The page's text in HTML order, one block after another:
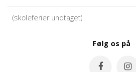
(skoleferier undtaget)
Følg os på